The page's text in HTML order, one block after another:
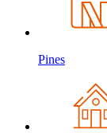
Pines